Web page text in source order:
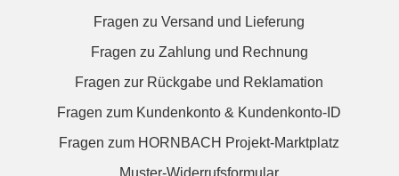
Fragen zu Versand und Lieferung
Fragen zu Zahlung und Rechnung
Fragen zur Rückgabe und Reklamation
Fragen zum Kundenkonto & Kundenkonto-ID
Fragen zum HORNBACH Projekt-Marktplatz
Muster-Widerrufsformular